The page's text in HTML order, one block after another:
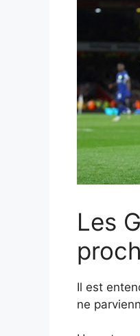
Les
Il est
ne